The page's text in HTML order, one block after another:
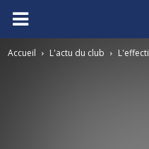
FCGB.net
Accueil L'actu du club